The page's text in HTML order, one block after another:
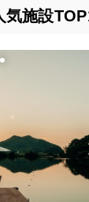
気施設